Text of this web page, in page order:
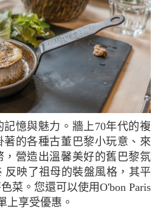
的各種古董巴黎小玩意、來
，營造出溫馨美好的舊巴黎氛
反映了祖母的裝盤風格，其平
菜。您還可以使用O'bon Paris
上享受優惠。